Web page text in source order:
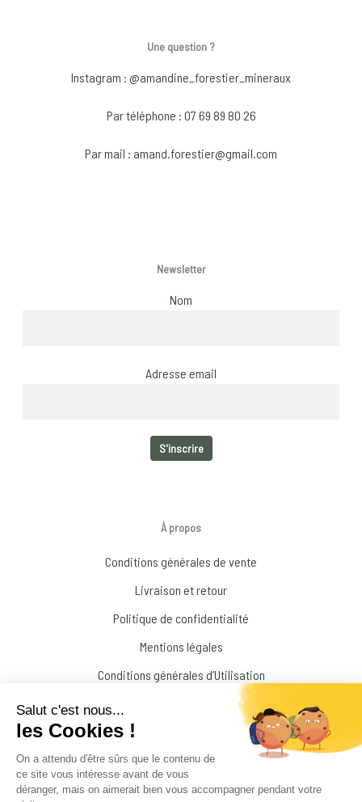
Une question ?
Instagram : @amandine_forestier_mineraux
Par téléphone : 07 69 89 80 26
Par mail : amand.forestier@gmail.com
Newsletter
Nom
Adresse email
À propos
Conditions générales de vente
Livraison et retour
Politique de confidentialité
Mentions légales
Conditions générales d’Utilisation